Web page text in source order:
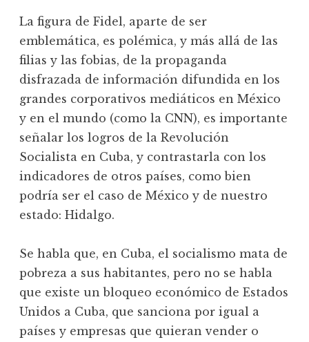
La figura de Fidel, aparte de ser
emblemática, es polémica, y más allá de las
filias y las fobias, de la propaganda
disfrazada de información difundida en los
grandes corporativos mediáticos en México
y en el mundo (como la CNN), es importante
señalar los logros de la Revolución
Socialista en Cuba, y contrastarla con los
indicadores de otros países, como bien
podría ser el caso de México y de nuestro
estado: Hidalgo.
Se habla que, en Cuba, el socialismo mata de
pobreza a sus habitantes, pero no se habla
que existe un bloqueo económico de Estados
Unidos a Cuba, que sanciona por igual a
países y empresas que quieran vender o